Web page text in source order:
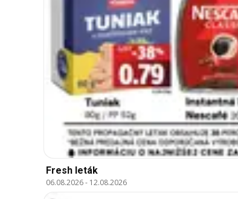
Fresh leták
06.08.2026- 12.08.2026